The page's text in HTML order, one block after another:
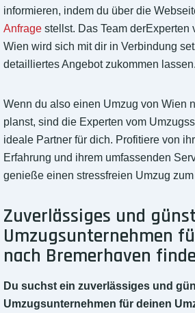
informieren, indem du über die
Anfrage stellst. Das Team derExperten
Wien wird sich mit dir in Verbindung
detailliertes Angebot zukommen lassen.
Wenn du also einen Umzug von Wien
planst, sind die Experten vom
ideale Partner für dich. Profitiere von
Erfahrung und ihrem umfassenden
genieße einen stressfreien Umzug
Zuverlässiges und
Umzugsunternehmen
nach Bremerhaven
Du suchst ein zuverlässiges und
Umzugsunternehmen für deinen